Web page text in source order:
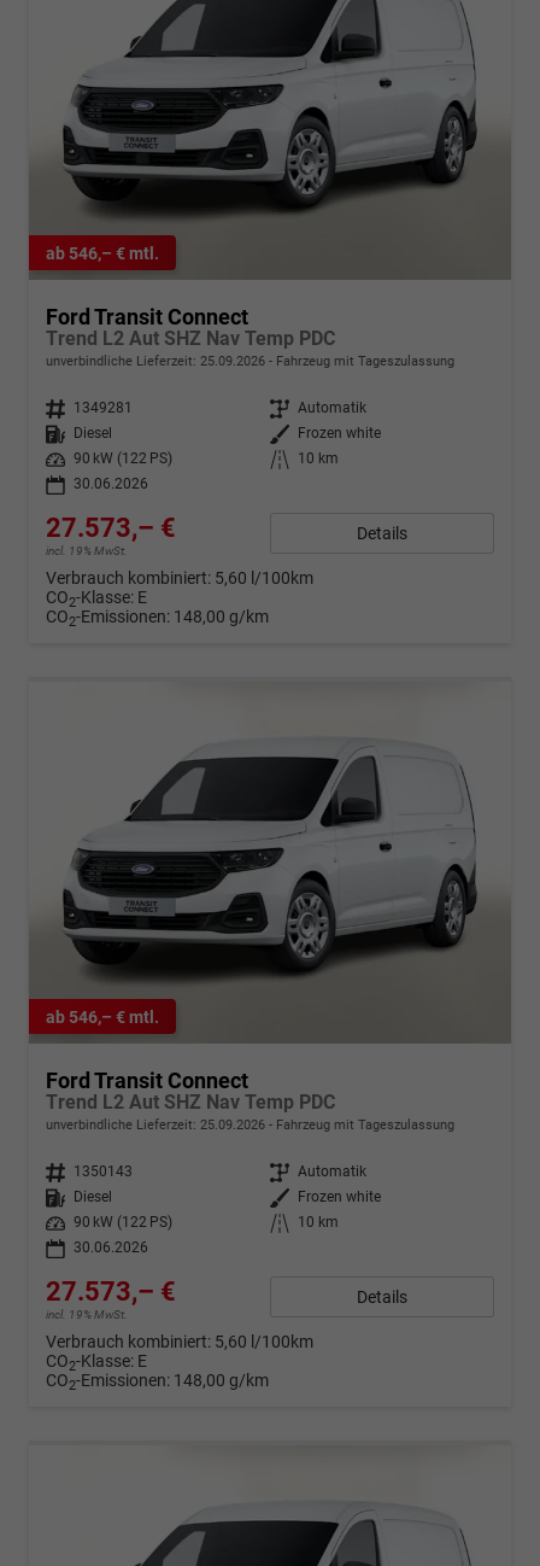
ab 546,– € mtl.
Ford Transit Connect
Trend L2 Aut SHZ Nav Temp PDC
unverbindliche Lieferzeit: 25.09.2026 Fahrzeug mit Tageszulassung
Fahrzeugnr. 1349281 Getriebe Automatik
Kraftstoff
Diesel Außenfarbe
Frozen white
Leistung
90 kW (122 PS) Kilometerstand
10 km
30.06.2026
27.573,– €
incl. 19% MwSt.
Details
Verbrauch kombiniert: 5,60 l/100km
CO2-Klasse: E
CO2-Emissionen: 148,00 g/km
ab 546,– € mtl.
Ford Transit Connect
Trend L2 Aut SHZ Nav Temp PDC
unverbindliche Lieferzeit: 25.09.2026 Fahrzeug mit Tageszulassung
Fahrzeugnr. 1350143 Getriebe Automatik
Kraftstoff
Diesel Außenfarbe
Frozen white
Leistung
90 kW (122 PS) Kilometerstand
10 km
30.06.2026
27.573,– €
incl. 19% MwSt.
Details
Verbrauch kombiniert: 5,60 l/100km
CO2-Klasse: E
CO2-Emissionen: 148,00 g/km